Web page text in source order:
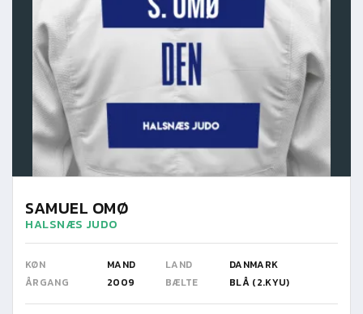
SAMUEL OMØ
HALSNÆS JUDO
KØN MAND LAND
DANMARK
ÅRGANG
2009 BÆLTE BLÅ (2.KYU)